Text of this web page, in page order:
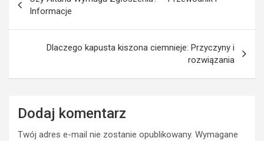
wpisu
Informacje
Dlaczego kapusta kiszona ciemnieje: Przyczyny i
rozwiązania
Dodaj komentarz
Twój adres e-mail nie zostanie opublikowany. Wymagane